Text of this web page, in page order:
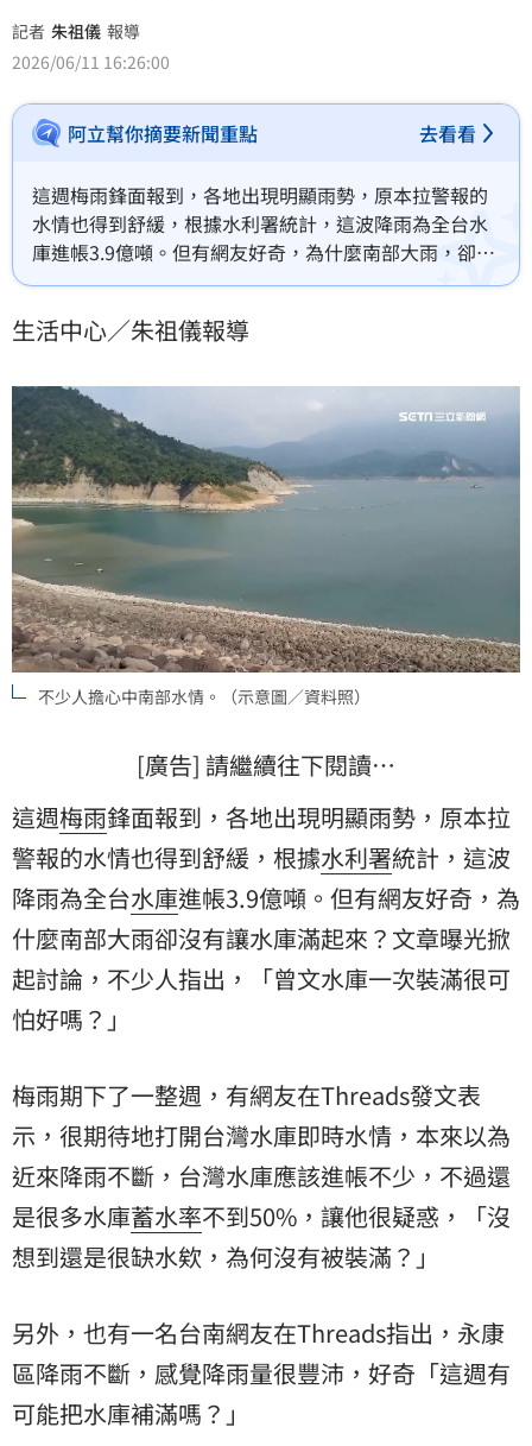
記者 朱祖儀 報導
2026/06/11 16:26:00
阿立幫你摘要新聞重點 去看看
這週梅雨鋒面報到，各地出現明顯雨勢，原本拉警報的
水情也得到舒緩，根據水利署統計，這波降雨為全台水
庫進帳3.9億噸。但有網友好奇，為什麼南部大雨，卻沒
有讓水庫滿起來？文章曝光掀起討論，不少人指出，
生活中心／朱祖儀報導
不少人擔心中南部水情。（示意圖／資料照）
[廣告] 請繼續往下閱讀…
這週梅雨鋒面報到，各地出現明顯雨勢，原本拉
警報的水情也得到舒緩，根據水利署統計，這波
降雨為全台水庫進帳3.9億噸。但有網友好奇，為
什麼南部大雨卻沒有讓水庫滿起來？文章曝光掀
起討論，不少人指出，「曾文水庫一次裝滿很可
怕好嗎？」
梅雨期下了一整週，有網友在Threads發文表
示，很期待地打開台灣水庫即時水情，本來以為
近來降雨不斷，台灣水庫應該進帳不少，不過還
是很多水庫蓄水率不到50%，讓他很疑惑，「沒
想到還是很缺水欸，為何沒有被裝滿？」
另外，也有一名台南網友在Threads指出，永康
區降雨不斷，感覺降雨量很豐沛，好奇「這週有
可能把水庫補滿嗎？」